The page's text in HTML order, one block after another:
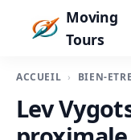
Moving
Tours
ACCUEIL BIEN-ÊTRE
Lev